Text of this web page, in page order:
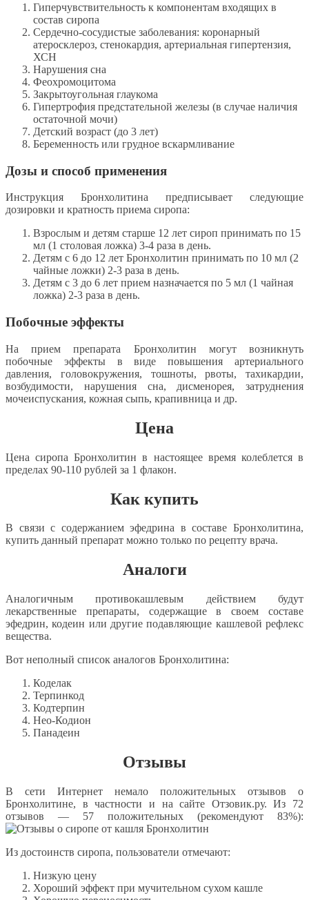
Гиперчувствительность к компонентам входящих в
состав сиропа
Сердечно-сосудистые заболевания: коронарный
атеросклероз, стенокардия, артериальная гипертензия,
ХСН
Нарушения сна
Феохромоцитома
Закрытоугольная глаукома
Гипертрофия предстательной железы (в случае наличия
остаточной мочи)
Детский возраст (до 3 лет)
Беременность или грудное вскармливание
Дозы и способ применения
Инструкция Бронхолитина предписывает следующие
дозировки и кратность приема сиропа:
Взрослым и детям старше 12 лет сироп принимать по 15
мл (1 столовая ложка) 3-4 раза в день.
Детям с 6 до 12 лет Бронхолитин принимать по 10 мл (2
чайные ложки) 2-3 раза в день.
Детям с 3 до 6 лет прием назначается по 5 мл (1 чайная
ложка) 2-3 раза в день.
Побочные эффекты
На прием препарата Бронхолитин могут возникнуть
побочные эффекты в виде повышения артериального
давления, головокружения, тошноты, рвоты, тахикардии,
возбудимости, нарушения сна, дисменорея, затруднения
мочеиспускания, кожная сыпь, крапивница и др.
Цена
Цена сиропа Бронхолитин в настоящее время колеблется в
пределах 90-110 рублей за 1 флакон.
Как купить
В связи с содержанием эфедрина в составе Бронхолитина,
купить данный препарат можно только по рецепту врача.
Аналоги
Аналогичным противокашлевым действием будут
лекарственные препараты, содержащие в своем составе
эфедрин, кодеин или другие подавляющие кашлевой рефлекс
вещества.
Вот неполный список аналогов Бронхолитина:
Коделак
Терпинкод
Кодтерпин
Нео-Кодион
Панадеин
Отзывы
В сети Интернет немало положительных отзывов о
Бронхолитине, в частности и на сайте Отзовик.ру. Из 72
отзывов — 57 положительных (рекомендуют 83%):
Из достоинств сиропа, пользователи отмечают:
Низкую цену
Хороший эффект при мучительном сухом кашле